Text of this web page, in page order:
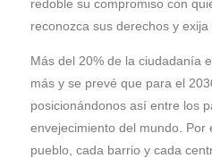
redoble su compromiso con
reconozca sus derechos y
Más del 20% de la ciudadanía
más y se prevé que para el
posicionándonos así entre los
envejecimiento del mundo. Por
pueblo, cada barrio y cada